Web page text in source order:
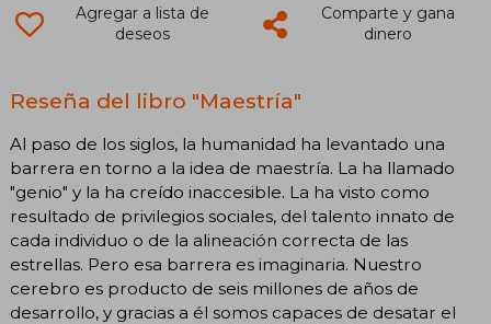
Agregar a lista de
deseos
Comparte y gana
dinero
Reseña del libro "Maestría"
Al paso de los siglos, la humanidad ha levantado una
barrera en torno a la idea de maestría. La ha llamado
"genio" y la ha creído inaccesible. La ha visto como
resultado de privilegios sociales, del talento innato de
cada individuo o de la alineación correcta de las
estrellas. Pero esa barrera es imaginaria. Nuestro
cerebro es producto de seis millones de años de
desarrollo, y gracias a él somos capaces de desatar el